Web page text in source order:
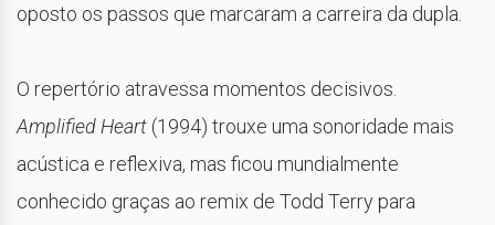
oposto os passos que marcaram a carreira da dupla.
O repertório atravessa momentos decisivos.
Amplified Heart (1994) trouxe uma sonoridade mais
acústica e reflexiva, mas ficou mundialmente
conhecido graças ao remix de Todd Terry para